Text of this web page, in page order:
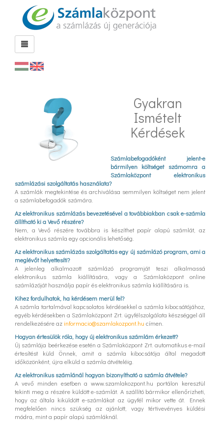
Gyakran
Ismételt
Kérdések
Számlabefogadóként jelent-e
bármilyen költséget számomra a
Számlaközpont elektronikus
számlázási szolgáltatás használata?
A számlák megtekintése és archiválása semmilyen költséget nem jelent
a számlabefogadók számára.
Az elektronikus számlázás bevezetésével a továbbiakban csak e-számla
állítható ki a Vevő részére?
Nem, a Vevő részére továbbra is készíthet papír alapú számlát, az
elektronikus számla egy opcionális lehetőség.
Az elektronikus számlázás szolgáltatás egy új számlázó program, ami a
meglévőt helyettesíti?
A jelenleg alkalmazott számlázó programját teszi alkalmassá
elektronikus számla kiállítására, vagy a Számlaközpont online
számlázóját használja papír és elektronikus számla kiállítására is.
Kihez fordulhatok, ha kérdésem merül fel?
A számla tartalmával kapcsolatos kérdésekkel a számla kibocsátójához,
egyéb kérdésekben a Számlaközpont Zrt. ügyfélszolgálata készséggel áll
rendelkezésére az informacio@szamlakozpont.hu címen.
Hogyan értesülök róla, hogy új elektronikus számlám érkezett?
Új számlája beérkezése esetén a Számlaközpont Zrt. automatikus e-mail
értesítést küld Önnek, amit a számla kibocsátója által megadott
időközönként, újra elküld a számla átvételéig.
Az elektronikus számlánál hogyan bizonyítható a számla átvétele?
A vevő minden esetben a www.szamlakozpont.hu portálon keresztül
tekinti meg a részére küldött e-számlát. A szállító bármikor ellenőrizheti,
hogy az általa kiküldött e-számlákat az ügyfél mikor vette át. Ennek
megfelelően nincs szükség az ajánlott, vagy tértivevényes küldési
módra, mint a papír alapú számláknál.